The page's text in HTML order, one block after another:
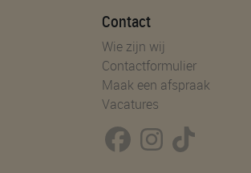
Contact
Wie zijn wij
Contactformulier
Maak een afspraak
Vacatures